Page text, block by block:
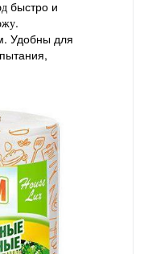
быстро и
.
Удобны для